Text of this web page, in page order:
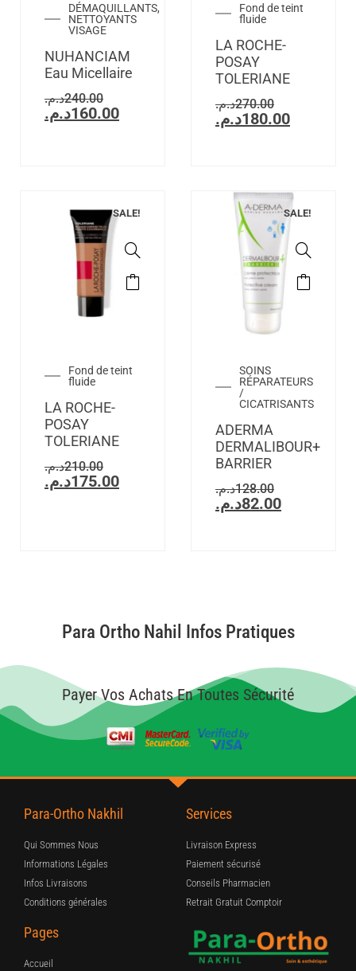
DÉMAQUILLANTS,
NETTOYANTS
VISAGE
NUHANCIAM
Eau Micellaire
240.00د.م.
160.00د.م.
Fond de teint
fluide
LA ROCHE-
POSAY
TOLERIANE
270.00د.م.
180.00د.م.
SALE!
Fond de teint
fluide
LA ROCHE-
POSAY
TOLERIANE
210.00د.م.
175.00د.م.
SALE!
SOINS
RÉPARATEURS
/
CICATRISANTS
ADERMA
DERMALIBOUR+
BARRIER
128.00د.م.
82.00د.م.
Para Ortho Nahil Infos Pratiques
Payer Vos Achats En Toutes Sécurité
Para-Ortho Nakhil
Qui Sommes Nous
Informations Légales
Infos Livraisons
Conditions générales
Services
Livraison Express
Paiement sécurisé
Conseils Pharmacien
Retrait Gratuit Comptoir
Pages
Accueil